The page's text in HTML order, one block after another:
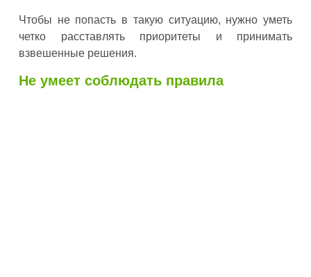
Чтобы не попасть в такую ситуацию, нужно уметь
четко расставлять приоритеты и принимать
взвешенные решения.
Не умеет соблюдать правила